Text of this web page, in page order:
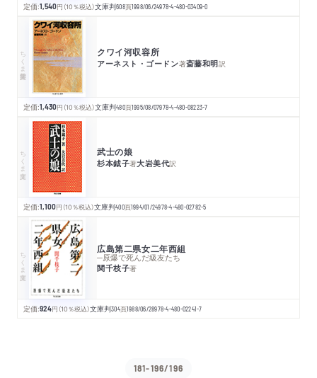
定価:1,540円 （10％税込）文庫判608頁1998/06/24978-4-480-03409-0
ちくま学芸文庫 クワイ河収容所
アーネスト・ゴードン著斎藤和明訳
定価:1,430円 （10％税込）文庫判480頁1995/08/07978-4-480-08223-7
ちくま文庫 武士の娘
杉本鉞子著大岩美代訳
定価:1,100円 （10％税込）文庫判400頁1994/01/24978-4-480-02782-5
ちくま文庫 広島第二県女二年西組
─原爆で死んだ級友たち
関千枝子著
定価:924円 （10％税込）文庫判304頁1988/06/28978-4-480-02241-7
181-196/196